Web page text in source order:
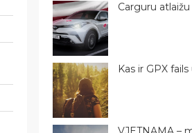
Carguru
Kas ir GPX